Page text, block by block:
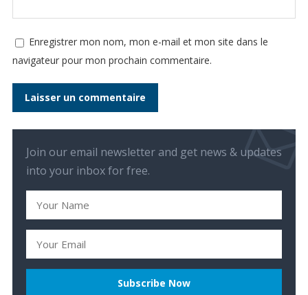
Enregistrer mon nom, mon e-mail et mon site dans le
navigateur pour mon prochain commentaire.
Join our email newsletter and get news & updates
into your inbox for free.